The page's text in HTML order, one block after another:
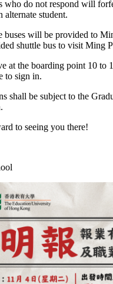
who do not respond will
alternate student.
buses will be provided to
shuttle bus to visit Ming
at the boarding point 10 to
to sign in.
shall be subject to the
to seeing you there!